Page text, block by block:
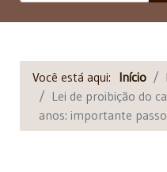
Você está aqui: Início
Lei de proibição do
anos: importante